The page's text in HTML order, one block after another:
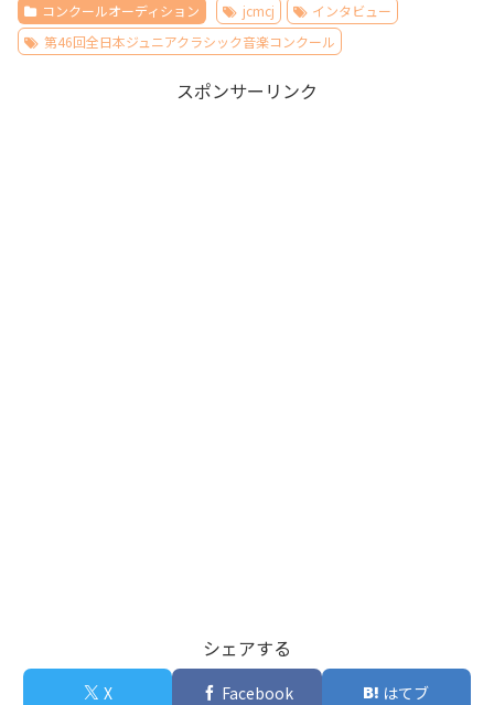
コンクールオーディション jcmcj
インタビュー
第46回全日本ジュニアクラシック音楽コンクール
スポンサーリンク
シェアする
X Facebook はてブ